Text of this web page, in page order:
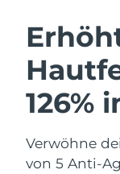
126%
Verwöhne
von 5 Anti-
Österreich
Bahrain
Belgien
Bermuda